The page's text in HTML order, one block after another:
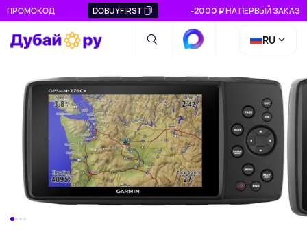
ПРОМОКОД DOBUYFIRST -2000 ₽ НА ПЕРВЫЙ ЗАКАЗ
RU